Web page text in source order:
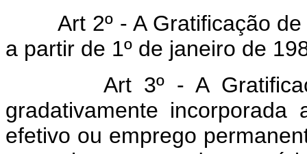
Art 2º - A Gratificação
a partir de 1º de janeiro de
Art 3º - A Gratificação
gradativamente
efetivo ou emprego